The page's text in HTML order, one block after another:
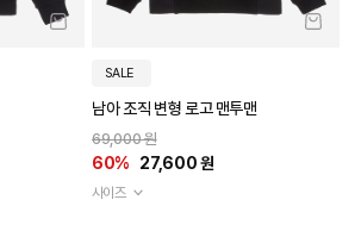
SALE
남아 조직 변형 로고 맨투맨
69,000 원
60% 27,600 원
사이즈